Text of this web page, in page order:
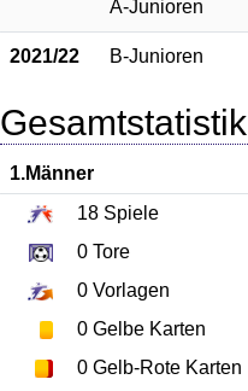
A-Junioren
2021/22 B-Junioren
Gesamtstatistik
1.Männer
18 Spiele
0 Tore
0 Vorlagen
0 Gelbe Karten
0 Gelb-Rote Karten